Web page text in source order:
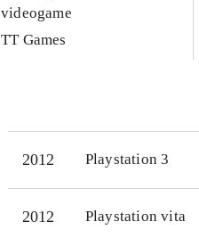
videogame
TT Games
2012 Playstation 3
2012 Playstation vita